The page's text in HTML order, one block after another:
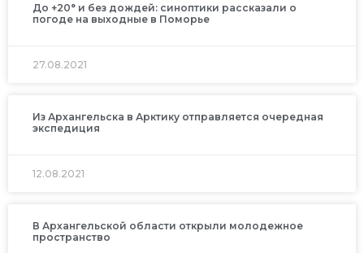
До +20° и без дождей: синоптики рассказали о
погоде на выходные в Поморье
27.08.2021
Из Архангельска в Арктику отправляется очередная
экспедиция
12.08.2021
В Архангельской области открыли молодежное
пространство